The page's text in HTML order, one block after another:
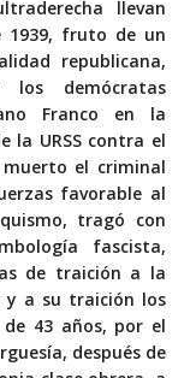
llevan
1939, fruto de un
republicana,
demócratas
Franco en la
la URSS contra el
el criminal
favorable al
tragó con
fascista,
de traición a la
y a su traición los
43 años, por el
después de